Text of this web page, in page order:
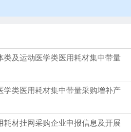
类及运动医学类医用耗材集中带量
学类医用耗材集中带量采购增补产
耗材挂网采购企业申报信息及开展